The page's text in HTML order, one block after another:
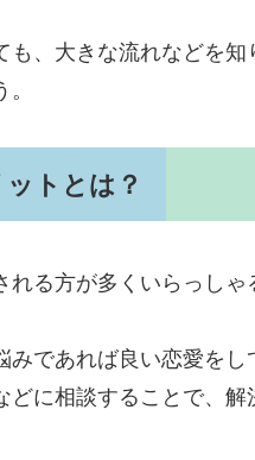
も、大きな流れなどを
トとは？
る方が多くいらっしゃ
みであれば良い恋愛を
に相談することで、解